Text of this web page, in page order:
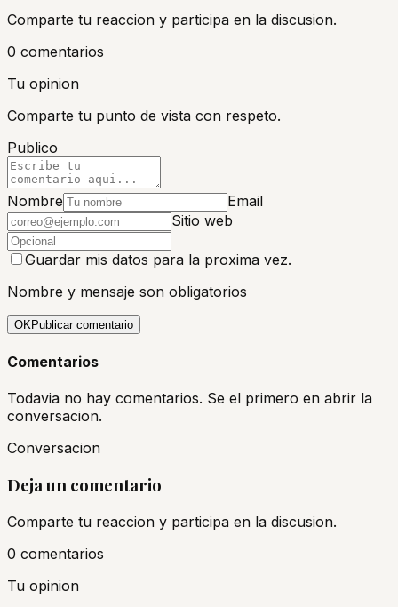
Comparte tu reaccion y participa en la discusion.
0 comentarios
Tu opinion
Comparte tu punto de vista con respeto.
Publico
Nombre
Email
Sitio web
Guardar mis datos para la proxima vez.
Nombre y mensaje son obligatorios
OK Publicar comentario
Comentarios
Todavia no hay comentarios. Se el primero en abrir la
conversacion.
Conversacion
Deja un comentario
Comparte tu reaccion y participa en la discusion.
0 comentarios
Tu opinion